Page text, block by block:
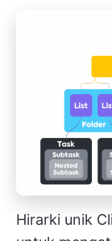
Hirarki unik